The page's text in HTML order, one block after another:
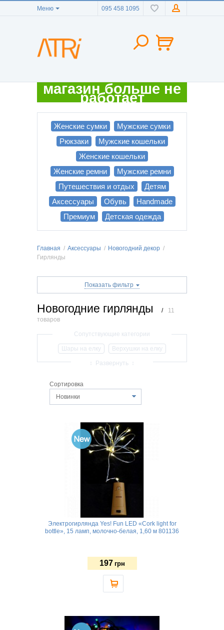
Меню 095 458 1095
магазин больше не
работает
Женские сумки
Мужские сумки
Рюкзаки
Мужские кошельки
Женские кошельки
Женские ремни
Мужские ремни
Путешествия и отдых
Детям
Аксессуары
Обувь
Handmade
Премиум
Детская одежда
Главная / Аксессуары / Новогодний декор /
Гирлянды
Показать фильтр
Новогодние гирлянды /
11
товаров
Шары на елку
Верхушки на елку
Игрушки на елку
Гирлянды
Мишура
Декор для интерьера
Шпагат бумажный
Бусы новогодние
↕ Развернуть ↕
Сортировка
Новинки
Электрогирлянда Yes! Fun LED «Сork light for
bottle», 15 ламп, молочно-белая, 1,60 м 801136
197 грн